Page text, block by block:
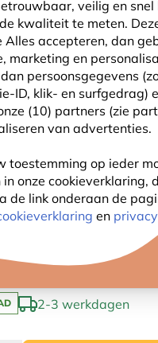
veilig en snel
kwaliteit te meten.
Alles accepteren, dan
marketing en
persoonsgegevens
ID, klik- en surfgedrag)
(10) partners (zie
van advertenties.
toestemming op ieder
onze cookieverklaring,
de link onderaan de
en
NESTKAST
28 MM
balkon beschermt
ingebouwde
voor:
2-3 werkdagen